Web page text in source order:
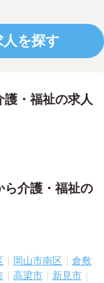
を探す
・福祉の求人
ら介護・福祉の
岡山市南区
倉敷
高梁市
新見市